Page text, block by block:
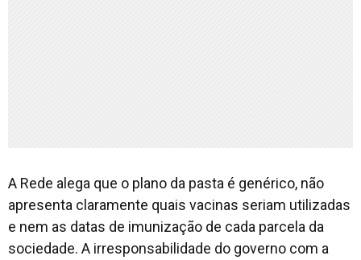
A Rede alega que o plano da pasta é genérico, não
apresenta claramente quais vacinas seriam utilizadas
e nem as datas de imunização de cada parcela da
sociedade. A irresponsabilidade do governo com a